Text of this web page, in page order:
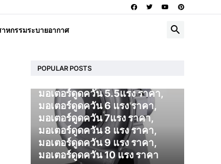
หกรรมระบายอากาศ
POPULAR POSTS
มอเตอร์ดูดควัน 1 แรง ราคา,
มอเตอร์ดูดควัน 4 แรง ราคา,
มอเตอร์ดูดควัน 5.5แรง ราคา,
มอเตอร์ดูดควัน 6 แรง ราคา,
มอเตอร์ดูดควัน 7แรง ราคา,
มอเตอร์ดูดควัน 8 แรง ราคา,
มอเตอร์ดูดควัน 9 แรง ราคา,
มอเตอร์ดูดควัน 10 แรง ราคา